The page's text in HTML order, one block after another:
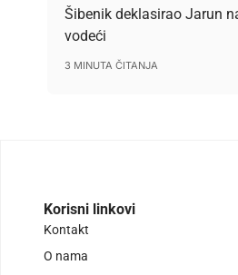
Šibenik deklasirao Jarun
vodeći
3 MINUTA ČITANJA
Korisni linkovi
Kontakt
O nama